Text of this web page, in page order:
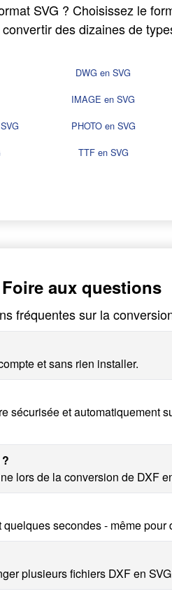
SVG ? Choisissez le
des dizaines de
DWG en SVG
IMAGE en SVG
PHOTO en SVG
TTF en SVG
Foire aux questions
fréquentes sur la
et sans rien installer.
sécurisée et automatiquement
lors de la conversion de DXF
secondes - même
plusieurs fichiers DXF en